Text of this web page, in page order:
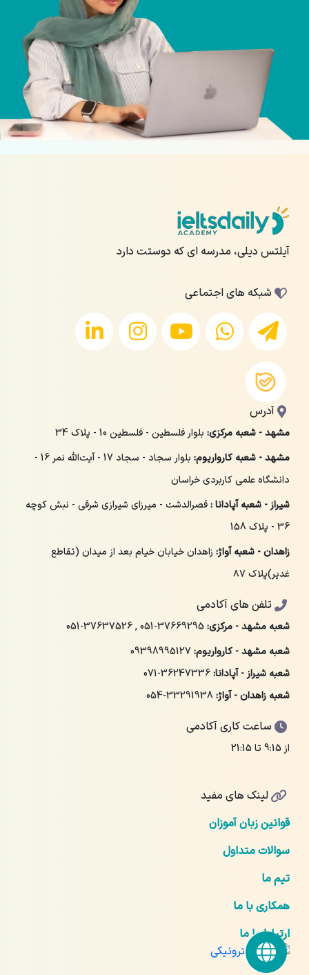
آیلتس دیلی، مدرسه ای که دوستت دارد
شبکه های اجتماعی
آدرس
مشهد - شعبه مرکزی: بلوار فلسطین - فلسطین 10 - پلاک 34
مشهد - شعبه کارواریوم:
بلوار سجاد - سجاد 17 - آیت‌الله نمر 16 -
دانشگاه علمی کاربردی خراسان
شیراز - شعبه آپادانا :قصرالدشت - میرزای شیرازی شرقی - نبش کوچه
36 - پلاک 158
زاهدان - شعبه آواژ: زاهدان خیابان خیام بعد از میدان (تقاطع
غدیر)پلاک ۸۷
تلفن های آکادمی
شعبه مشهد - مرکزی: 051-37669295
,
051-37637526
شعبه مشهد - کارواریوم:09398995127
شعبه شیراز - آپادانا:071-36247336
شعبه زاهدان - آواژ:054-33291938
ساعت کاری آکادمی
از 9:15 تا 21:15
لینک های مفید
قوانین زبان آموزان
سوالات متداول
تیم ما
همکاری با ما
ارتباط با ما